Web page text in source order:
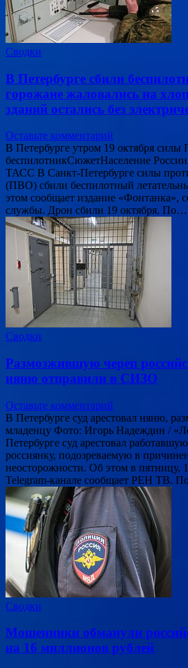
Сводки
В Петербурге сбили
горожане жаловались на
зданий остались без
Оставьте комментарий
В Петербурге утром 19 октября
беспилотникСюжетНаселение
ТАСС В Санкт-Петербурге силы
(ПВО) сбили беспилотный
этом сообщает издание «Фонтанка»,
службы. Дрон сбили 19 октября. По…
Сводки
Размозжившую череп
няню отправили в СИЗО
Оставьте комментарий
В Петербурге суд арестовал няню,
младенцу Фото: Игорь Надеждин /
Петербурге суд арестовал
россиянку, подозреваемую в
неосторожности. Об этом в пятницу,
Telegram-канале сообщает РЕН ТВ.
Сводки
Мошенники обманули
на 16 миллионов рублей